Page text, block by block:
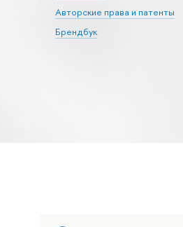
Авторские права и патенты
Брендбук